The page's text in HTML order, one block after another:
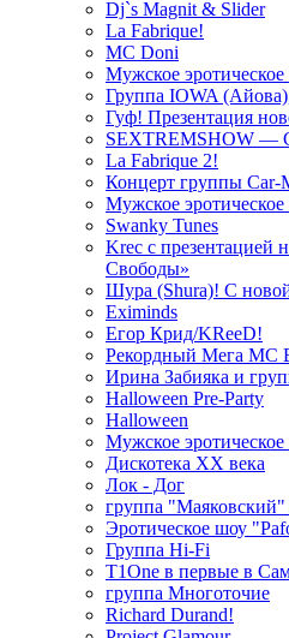
Dj`s Magnit & Slider
La Fabrique!
MC Doni
Мужское
Группа IOWA
Гуф! Презентация
SEXTREMSHOW —
La Fabrique 2!
Концерт группы Car-
Мужское
Swanky Tunes
Krec с презентацией
Свободы»
Шура (Shura)! С
Eximinds
Егор Крид/KReeD!
Рекордный Мега МС
Ирина Забияка и
Halloween Pre-Party
Halloween
Мужское
Дискотека ХХ века
Лок - Дог
группа "Маяковский"
Эротическое шоу
Группа Hi-Fi
T1One в первые в
группа Многоточие
Richard Durand!